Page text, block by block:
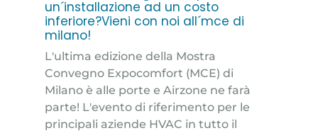
un´installazione ad un costo
inferiore?Vieni con noi all´mce di
milano!
L'ultima edizione della Mostra
Convegno Expocomfort (MCE) di
Milano è alle porte e Airzone ne farà
parte! L'evento di riferimento per le
principali aziende HVAC in tutto il